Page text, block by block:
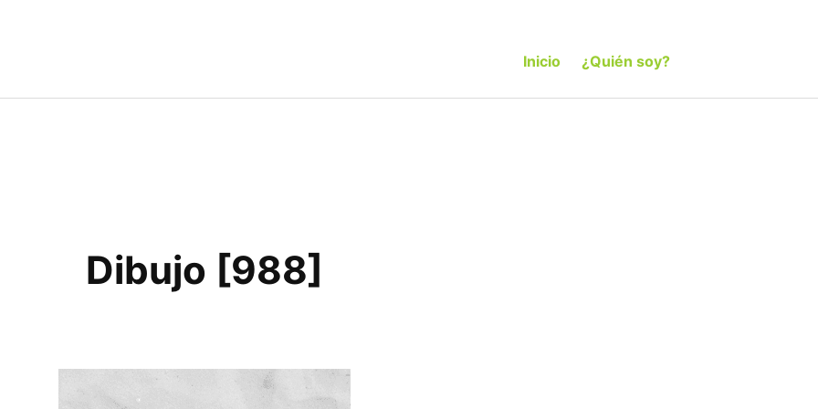
Inicio ¿Quién soy?
Dibujo [988]